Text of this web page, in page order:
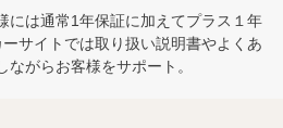
には通常1年保証に加えてプラス１年
サイトでは取り扱い説明書やよくあ
がらお客様をサポート。